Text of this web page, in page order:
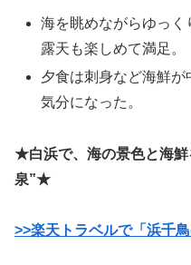
海を眺めながらゆっく
露天も楽しめて満足。
夕食は刺身など海鮮
気分になった。
★白浜で、海の景色と海鮮
泉”★
>>楽天トラベルで「浜千